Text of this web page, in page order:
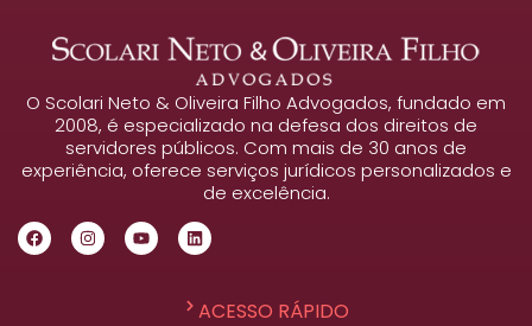
O Scolari Neto & Oliveira Filho Advogados, fundado em
2008, é especializado na defesa dos direitos de
servidores públicos. Com mais de 30 anos de
experiência, oferece serviços jurídicos personalizados e
de excelência.
ACESSO RÁPIDO